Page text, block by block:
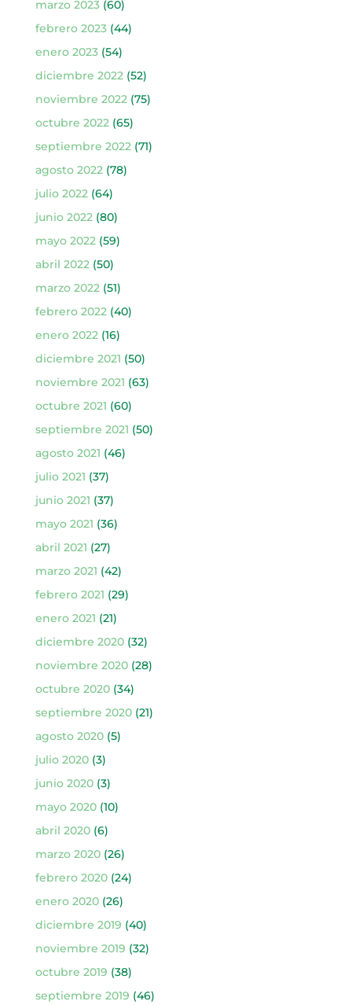
marzo 2023(60)
febrero 2023(44)
enero 2023(54)
diciembre 2022(52)
noviembre 2022(75)
octubre 2022(65)
septiembre 2022(71)
agosto 2022(78)
julio 2022(64)
junio 2022(80)
mayo 2022(59)
abril 2022(50)
marzo 2022(51)
febrero 2022(40)
enero 2022(16)
diciembre 2021 (50)
noviembre 2021 (63)
octubre 2021 (60)
septiembre 2021 (50)
agosto 2021 (46)
julio 2021 (37)
junio 2021 (37)
mayo 2021 (36)
abril 2021 (27)
marzo 2021 (42)
febrero 2021 (29)
enero 2021 (21)
diciembre 2020(32)
noviembre 2020(28)
octubre 2020(34)
septiembre 2020(21)
agosto 2020(5)
julio 2020(3)
junio 2020(3)
mayo 2020(10)
abril 2020(6)
marzo 2020(26)
febrero 2020(24)
enero 2020(26)
diciembre 2019 (40)
noviembre 2019 (32)
octubre 2019 (38)
septiembre 2019 (46)